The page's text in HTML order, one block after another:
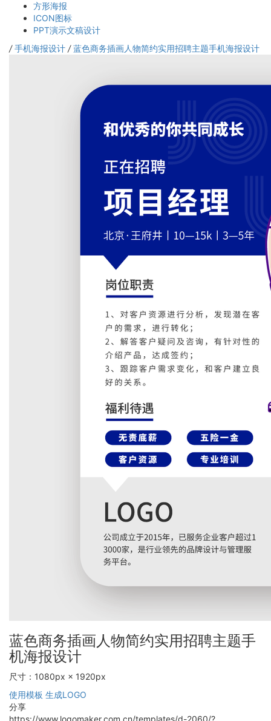
方形海报
ICON图标
PPT演示文稿设计
/ 手机海报设计 / 蓝色商务插画人物简约实用招聘主题手机海报设计
蓝色商务插画人物简约实用招聘主题手
机海报设计
尺寸：1080px × 1920px
使用模板 生成LOGO
分享